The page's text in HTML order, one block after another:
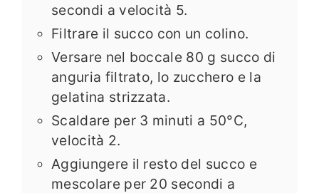
secondi a velocità 5.
Filtrare il succo con un colino.
Versare nel boccale 80 g succo di
anguria filtrato, lo zucchero e la
gelatina strizzata.
Scaldare per 3 minuti a 50°C,
velocità 2.
Aggiungere il resto del succo e
mescolare per 20 secondi a